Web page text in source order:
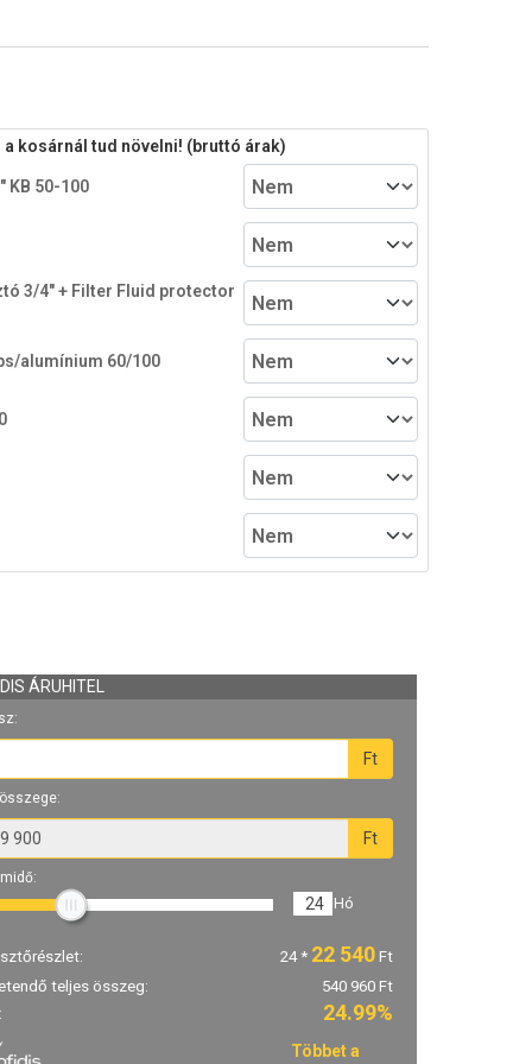
kosárnál tud növelni! (bruttó árak)
KB 50-100
3/4" + Filter Fluid protector
alumínium 60/100